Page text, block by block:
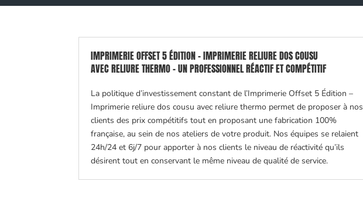
IMPRIMERIE OFFSET 5 ÉDITION - IMPRIMERIE RELIURE DOS COUSU
AVEC RELIURE THERMO - UN PROFESSIONNEL RÉACTIF ET COMPÉTITIF
La politique d’investissement constant de l’Imprimerie Offset 5 Édition –
Imprimerie reliure dos cousu avec reliure thermo permet de proposer à nos
clients des prix compétitifs tout en proposant une fabrication 100%
française, au sein de nos ateliers de votre produit. Nos équipes se relaient
24h/24 et 6j/7 pour apporter à nos clients le niveau de réactivité qu’ils
désirent tout en conservant le même niveau de qualité de service.